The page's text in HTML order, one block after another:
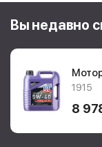
Вы недавно
1915
8